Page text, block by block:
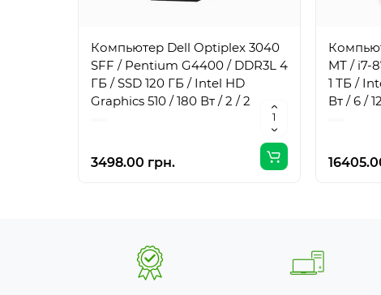
Компьютер Dell Optiplex 3040
SFF / Pentium G4400 / DDR3L 4
ГБ / SSD 120 ГБ / Intel HD
Graphics 510 / 180 Вт / 2 / 2
3498.00 грн.
MT / i7-
1 ТБ /
Вт / 6 / 12